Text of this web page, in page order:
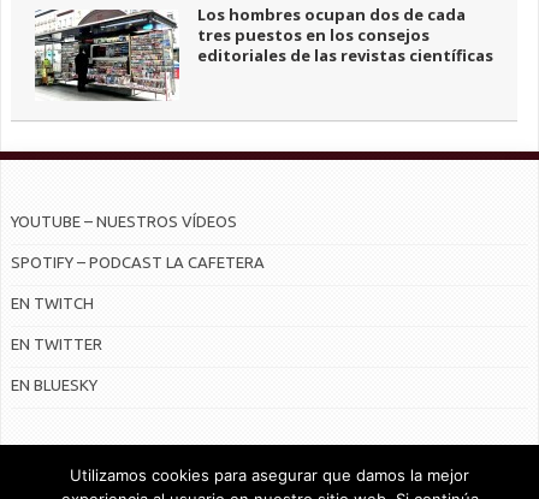
Los hombres ocupan dos de cada
tres puestos en los consejos
editoriales de las revistas científicas
YOUTUBE – NUESTROS VÍDEOS
SPOTIFY – PODCAST LA CAFETERA
EN TWITCH
EN TWITTER
EN BLUESKY
Utilizamos cookies para asegurar que damos la mejor